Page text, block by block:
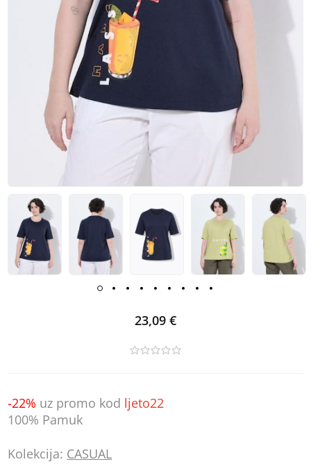
23,09 €
-22% uz promo kod ljeto22
100% Pamuk
Kolekcija: CASUAL